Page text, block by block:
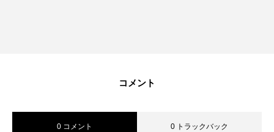
コメント
0 コメント 0 トラックバック